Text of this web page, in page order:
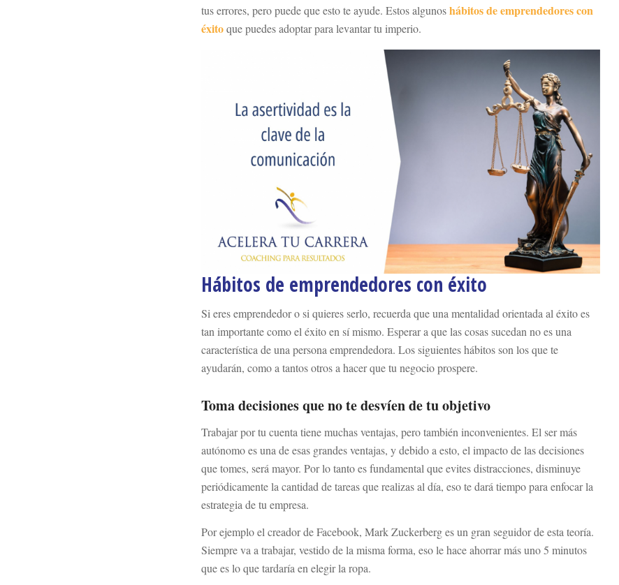
tus errores, pero puede que esto te ayude. Estos algunoshábitos de emprendedores con
éxitoque puedes adoptar para levantar tu imperio.
Hábitos de emprendedores con éxito
Si eres emprendedor o si quieres serlo, recuerda que una mentalidad orientada al éxito es
tan importante como el éxito en sí mismo. Esperar a que las cosas sucedan no es una
característica de una persona emprendedora. Los siguientes hábitos son los que te
ayudarán, como a tantos otros a hacer que tu negocio prospere.
Toma decisiones que no te desvíen de tu objetivo
Trabajar por tu cuenta tiene muchas ventajas, pero también inconvenientes. El ser más
autónomo es una de esas grandes ventajas, y debido a esto, el impacto de las decisiones
que tomes, será mayor. Por lo tanto es fundamental que evites distracciones, disminuye
periódicamente la cantidad de tareas que realizas al día, eso te dará tiempo para enfocar la
estrategia de tu empresa.
Por ejemplo el creador de Facebook, Mark Zuckerberg es un gran seguidor de esta teoría.
Siempre va a trabajar, vestido de la misma forma, eso le hace ahorrar más uno 5 minutos
que es lo que tardaría en elegir la ropa.